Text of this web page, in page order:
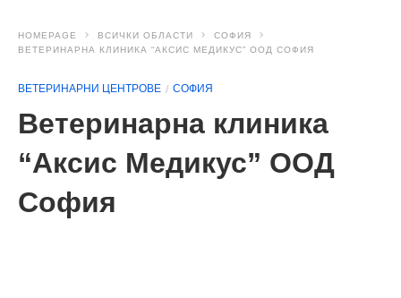
HOMEPAGE ВСИЧКИ ОБЛАСТИ
СОФИЯ
ВЕТЕРИНАРНА КЛИНИКА “АКСИС МЕДИКУС” ООД СОФИЯ
ВЕТЕРИНАРНИ ЦЕНТРОВЕ СОФИЯ
Ветеринарна клиника
“Аксис Медикус” ООД
София